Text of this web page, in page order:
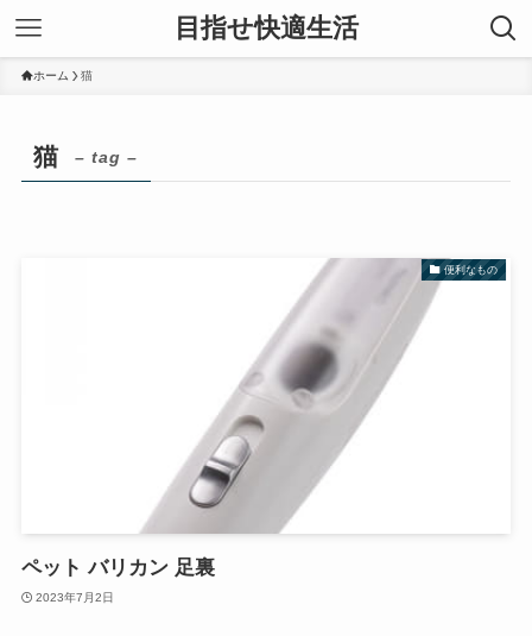
目指せ快適生活
ホーム 猫
猫 – tag –
便利なもの
ペット バリカン 足裏
2023年7月2日